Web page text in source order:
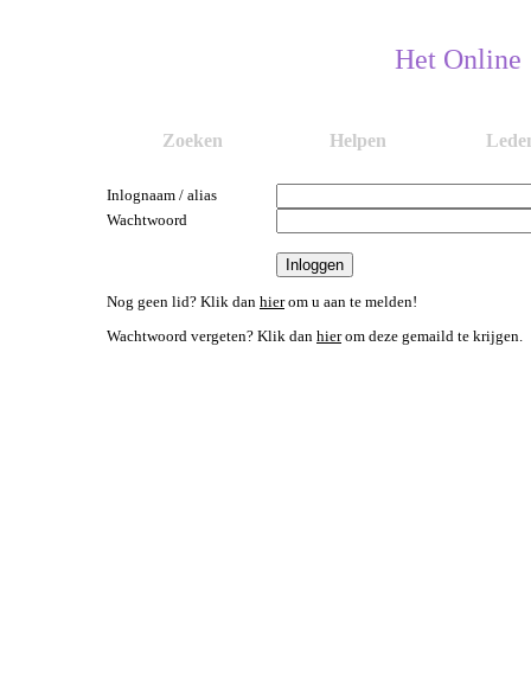
Het Online
Zoeken Helpen
Inlognaam / alias
Wachtwoord
Nog geen lid? Klik dan hierom u aan te melden!
Wachtwoord vergeten? Klik dan hierom deze gemaild te krijgen.